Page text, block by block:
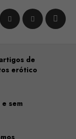
de
erótico
sem